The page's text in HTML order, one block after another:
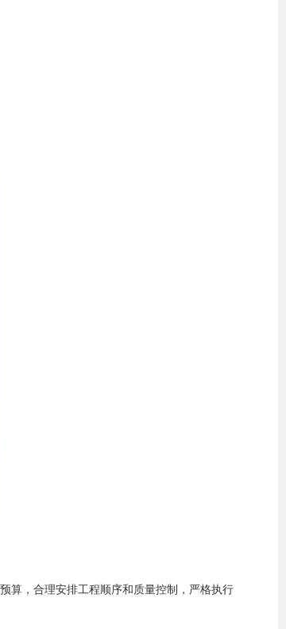
算，合理安排工程顺序和质量控制，严格执行